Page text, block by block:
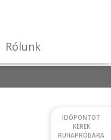
Rólunk
IDŐPONTOT
KÉREK
RUHAPRÓBÁRA